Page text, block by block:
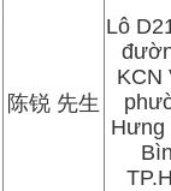
陈锐 先生
Lô
KCN
Hưng